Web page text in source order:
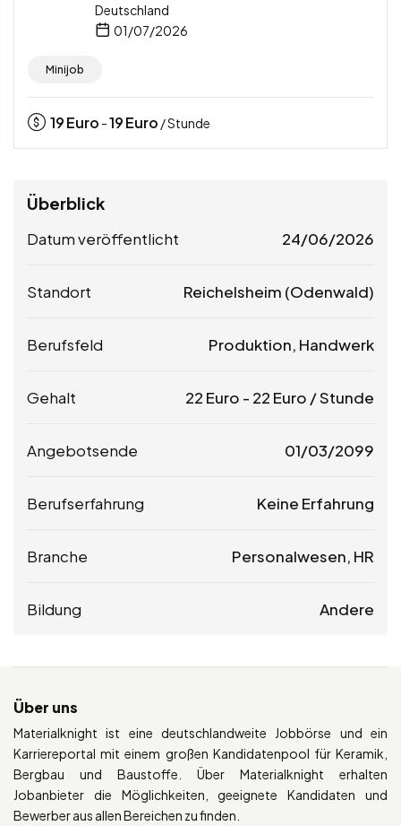
Deutschland
01/07/2026
Minijob
19Euro -19Euro / Stunde
Überblick
Datum veröffentlicht 24/06/2026
Standort Reichelsheim (Odenwald)
Berufsfeld Produktion, Handwerk
Gehalt 22 Euro - 22 Euro / Stunde
Angebotsende 01/03/2099
Berufserfahrung Keine Erfahrung
Branche Personalwesen, HR
Bildung Andere
Über uns
Materialknight ist eine deutschlandweite Jobbörse und ein
Karriereportal mit einem großen Kandidatenpool für Keramik,
Bergbau und Baustoffe. Über Materialknight erhalten
Jobanbieter die Möglichkeiten, geeignete Kandidaten und
Bewerber aus allen Bereichen zu finden.